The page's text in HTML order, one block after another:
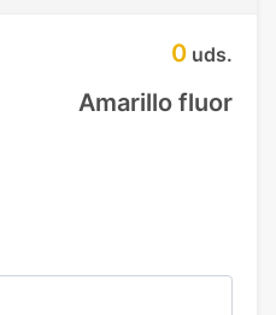
0 uds.
Amarillo fluor